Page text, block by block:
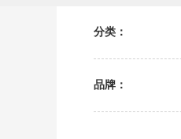
分类：
品牌：